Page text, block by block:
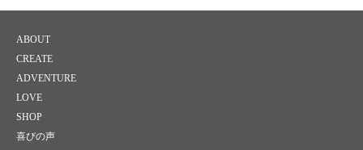
ABOUT
CREATE
ADVENTURE
LOVE
SHOP
喜びの声